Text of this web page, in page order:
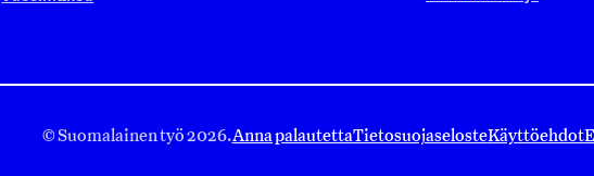
© Suomalainen työ 2026.Anna palautettaTietosuojaselosteKäyttöehdot